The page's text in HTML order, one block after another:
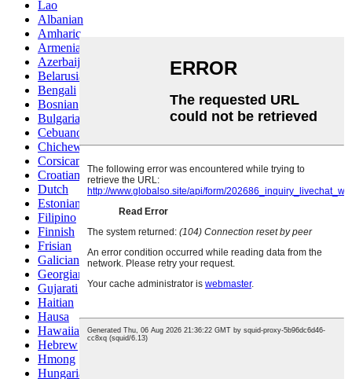
Lao
Albanian
Amharic
Armenian
Azerbaijani
Belarusian
Bengali
Bosnian
Bulgarian
Cebuano
Chichewa
Corsican
Croatian
Dutch
Estonian
Filipino
Finnish
Frisian
Galician
Georgian
Gujarati
Haitian
Hausa
Hawaiian
Hebrew
Hmong
Hungarian